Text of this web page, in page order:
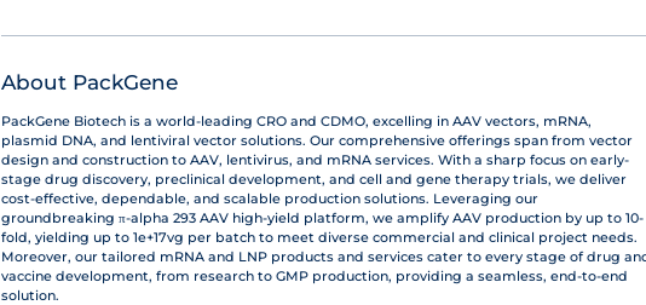
About PackGene
PackGene Biotech is a world-leading CRO and CDMO, excelling in AAV vectors, mRNA,
plasmid DNA, and lentiviral vector solutions. Our comprehensive offerings span from vector
design and construction to AAV, lentivirus, and mRNA services. With a sharp focus on early-
stage drug discovery, preclinical development, and cell and gene therapy trials, we deliver
cost-effective, dependable, and scalable production solutions. Leveraging our
groundbreaking π-alpha 293 AAV high-yield platform, we amplify AAV production by up to 10-
fold, yielding up to 1e+17vg per batch to meet diverse commercial and clinical project needs.
Moreover, our tailored mRNA and LNP products and services cater to every stage of drug
vaccine development, from research to GMP production, providing a seamless, end-to-end
solution.